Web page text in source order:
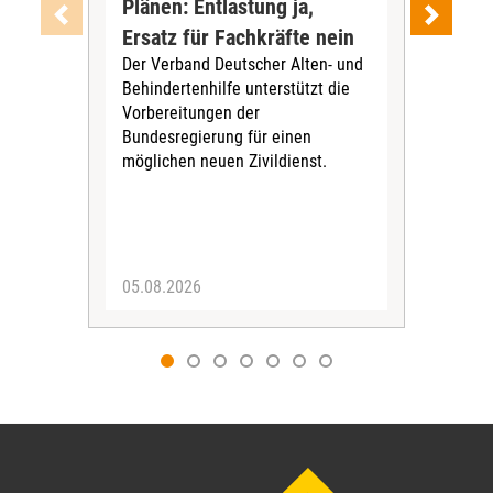
Plänen: Entlastung ja,
Ersatz für Fachkräfte nein
Der Verband Deutscher Alten- und
Behindertenhilfe unterstützt die
Vorbereitungen der
Bundesregierung für einen
möglichen neuen Zivildienst.
05.08.2026